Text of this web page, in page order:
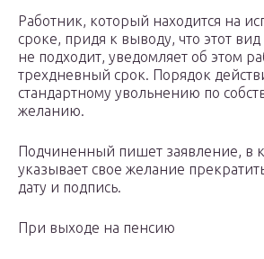
Работник, который находится на
сроке, придя к выводу, что этот
не подходит, уведомляет об этом
трехдневный срок. Порядок
стандартному увольнению по
желанию.
Подчиненный пишет заявление, в
указывает свое желание
дату и подпись.
При выходе на пенсию